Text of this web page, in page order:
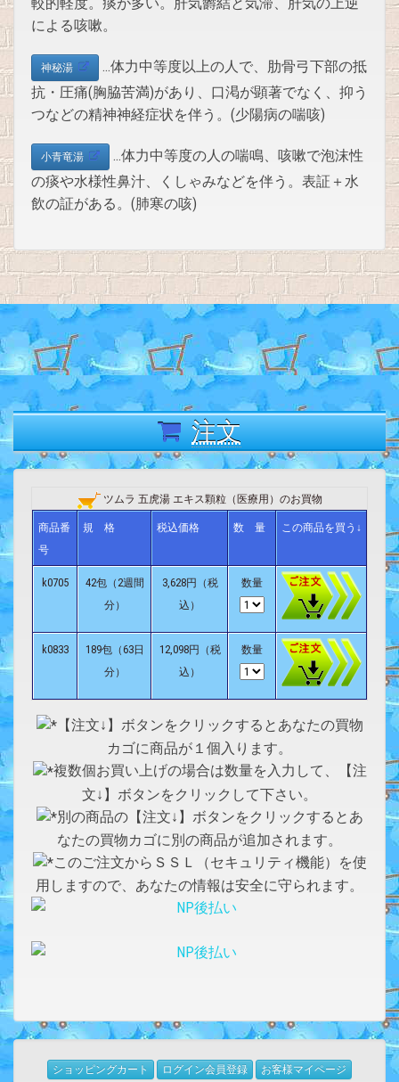
による咳嗽。
神秘湯
…体力中等度以上の人で、肋骨弓下部の抵
抗・圧痛(胸脇苦満)があり、口渇が顕著でなく、抑う
つなどの精神神経症状を伴う。(少陽病の喘咳)
小青竜湯
…体力中等度の人の喘鳴、咳嗽で泡沫性
の痰や水様性鼻汁、くしゃみなどを伴う。表証＋水
飲の証がある。(肺寒の咳)
注文
ツムラ 五虎湯 エキス顆粒（医療用）のお買物
商品番
号
規 格 税込価格 数 量 この商品を買う↓
k0705
42包（2週間
分）
3,628円（税
込）
数量
k0833
189包（63日
分）
12,098円（税
込）
数量
【注文↓】ボタンをクリックするとあなたの買物
カゴに商品が１個入ります。
複数個お買い上げの場合は数量を入力して、【注
文↓】ボタンをクリックして下さい。
別の商品の【注文↓】ボタンをクリックするとあ
なたの買物カゴに別の商品が追加されます。
このご注文からＳＳＬ（セキュリティ機能）を使
用しますので、あなたの情報は安全に守られます。
ショッピングカート ログイン会員登録 お客様マイページ